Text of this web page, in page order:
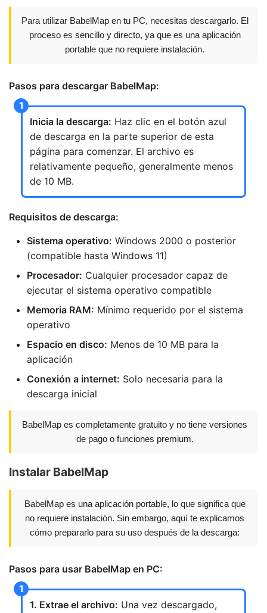
Para utilizar BabelMap en tu PC, necesitas descargarlo. El
proceso es sencillo y directo, ya que es una aplicación
portable que no requiere instalación.
Pasos para descargar BabelMap:
Inicia la descarga: Haz clic en el botón azul
de descarga en la parte superior de esta
página para comenzar. El archivo es
relativamente pequeño, generalmente menos
de 10 MB.
Requisitos de descarga:
Sistema operativo: Windows 2000 o posterior
(compatible hasta Windows 11)
Procesador: Cualquier procesador capaz de
ejecutar el sistema operativo compatible
Memoria RAM: Mínimo requerido por el sistema
operativo
Espacio en disco: Menos de 10 MB para la
aplicación
Conexión a internet: Solo necesaria para la
descarga inicial
BabelMap es completamente gratuito y no tiene versiones
de pago o funciones premium.
Instalar BabelMap
BabelMap es una aplicación portable, lo que significa que
no requiere instalación. Sin embargo, aquí te explicamos
cómo prepararlo para su uso después de la descarga:
Pasos para usar BabelMap en PC:
1. Extrae el archivo: Una vez descargado,